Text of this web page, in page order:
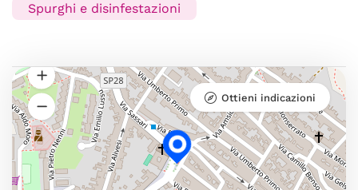
Spurghi e disinfestazioni
Ottieni indicazioni